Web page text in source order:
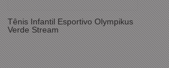
Tênis Infantil Esportivo Olympikus
Verde Stream